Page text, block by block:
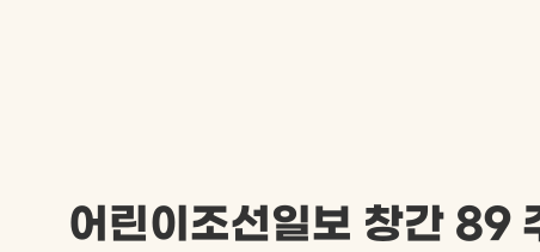
어린이조선일보 창간 89